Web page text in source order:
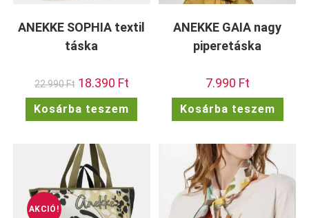
ANEKKE SOPHIA textil
táska
22.990Ft Original
price
was:
22.990 Ft.
18.390 FtCurrent
price
is:
18.390 Ft.
Kosárba teszem
ANEKKE GAIA nagy
piperetáska
7.990 Ft
Kosárba teszem
AKCIÓ!